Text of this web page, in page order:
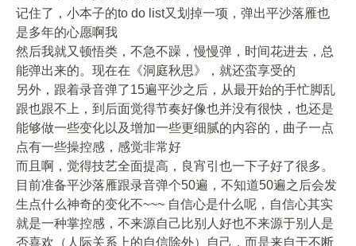
记住了，小本子的to do list又划掉一项，弹出平沙落雁也
是多年的心愿啊我
然后我就又顿悟类，不急不躁，慢慢弹，时间花进去，总
能弹出来的。现在在《洞庭秋思》，就还蛮享受的
另外，跟着录音弹了15遍平沙之后，从最开始的手忙脚乱
跟也跟不上，到后面觉得节奏好像也并没有很快，也还是
能够做一些变化以及增加一些更细腻的内容的，曲子一点
点有一些操控感，感觉非常好
而且啊，觉得技艺全面提高，良宵引也一下子好了很多。
目前准备平沙落雁跟录音弹个50遍，不知道50遍之后会发
生点什么神奇的变化不~~~ 自信心是什么呢，自信心其实
就是一种掌控感，不来源自己比别人好也不来源于别人是
否喜欢（人际关系上的自信除外）自己，而是来自于不断